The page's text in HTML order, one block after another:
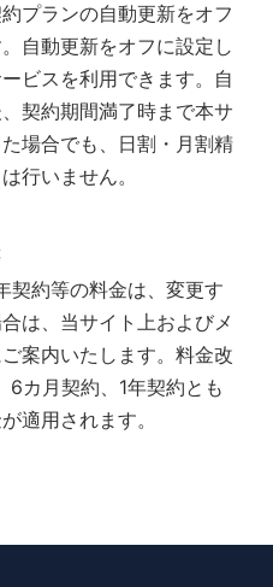
プランの自動更新をオフ
自動更新をオフに設定し
ビスを利用できます。自
契約期間満了時まで本サ
場合でも、日割・月割精
行いません。
契約等の料金は、変更す
は、当サイト上およびメ
案内いたします。料金改
6カ月契約、1年契約とも
適用されます。